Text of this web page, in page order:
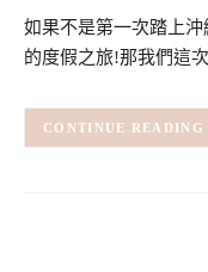
如果不是第一次踏上
的度假之旅!那我們這
CONTINUE READING